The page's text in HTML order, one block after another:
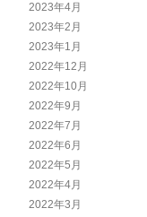
2023年4月
2023年2月
2023年1月
2022年12月
2022年10月
2022年9月
2022年7月
2022年6月
2022年5月
2022年4月
2022年3月